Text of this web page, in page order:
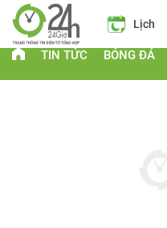
Giá xăng Lịch
TIN TỨC BÓNG ĐÁ